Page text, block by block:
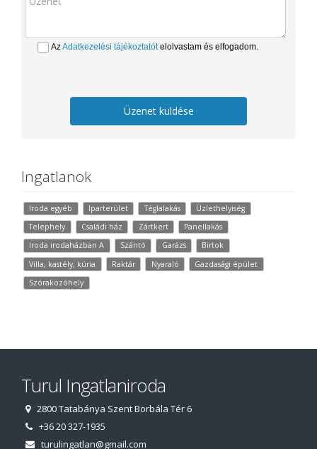
AzAdatkezelési tájékoztatótelolvastam és elfogadom.
Üzenet küldése
Ingatlanok
Iroda egyéb Iparterület Téglalakás
Üzlethelyiség
Telephely
Családi ház Zártkert
Panellakás
Iroda irodaházban A
Szántó Garázs
Birtok
Villa, kastély, kúria
Raktár Nyaraló
Gazdasági épület
Szórakozóhely
Turul Ingatlaniroda
2800 Tatabánya Szent Borbála Tér 6
+36 20 327-1935
turulingatlan@gmail.com